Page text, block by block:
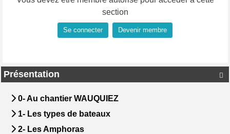

Présentation
0- Au chantier WAUQUIEZ
1- Les types de bateaux
2- Les Amphoras
section
Se connecter Devenir membre